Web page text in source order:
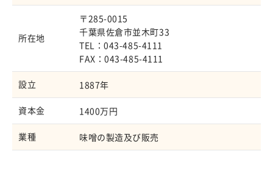
所在地
〒285-0015
千葉県佐倉市並木町33
TEL：043-485-4111
FAX：043-485-4111
設立 1887年
資本金 1400万円
業種 味噌の製造及び販売